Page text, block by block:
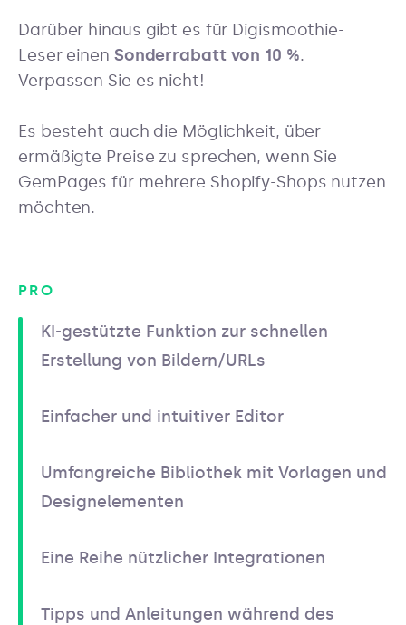
Darüber hinaus gibt es für Digismoothie-
Leser einen Sonderrabatt von 10 %.
Verpassen Sie es nicht!
Es besteht auch die Möglichkeit, über
ermäßigte Preise zu sprechen, wenn Sie
GemPages für mehrere Shopify-Shops nutzen
möchten.
PRO
KI-gestützte Funktion zur schnellen
Erstellung von Bildern/URLs
Einfacher und intuitiver Editor
Umfangreiche Bibliothek mit Vorlagen und
Designelementen
Eine Reihe nützlicher Integrationen
Tipps und Anleitungen während des